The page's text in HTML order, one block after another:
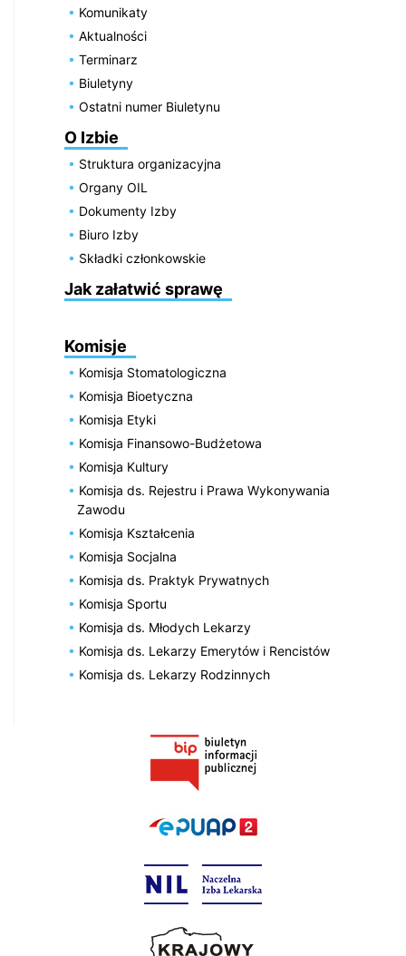
Komunikaty
Aktualności
Terminarz
Biuletyny
Ostatni numer Biuletynu
O Izbie
Struktura organizacyjna
Organy OIL
Dokumenty Izby
Biuro Izby
Składki członkowskie
Jak załatwić sprawę
Komisje
Komisja Stomatologiczna
Komisja Bioetyczna
Komisja Etyki
Komisja Finansowo-Budżetowa
Komisja Kultury
Komisja ds. Rejestru i Prawa Wykonywania
Zawodu
Komisja Kształcenia
Komisja Socjalna
Komisja ds. Praktyk Prywatnych
Komisja Sportu
Komisja ds. Młodych Lekarzy
Komisja ds. Lekarzy Emerytów i Rencistów
Komisja ds. Lekarzy Rodzinnych